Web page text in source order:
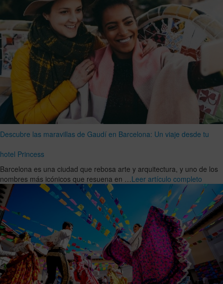
Descubre las maravillas de Gaudí en Barcelona: Un viaje desde tu
hotel Princess
Barcelona es una ciudad que rebosa arte y arquitectura, y uno de los
nombres más icónicos que resuena en …Leer artículo completo